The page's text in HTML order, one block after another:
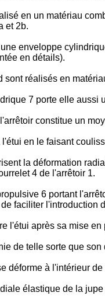
en un matériau
et 2b.
enveloppe
en détails).
sont réalisés en
7 porte elle aussi
constitue un
en le faisant
la déformation
4 de l'arrêtoir 1.
6 portant
faciliter l'introduction
l'étui après sa mise
de telle sorte que
déforme à l'intérieur
élastique de la